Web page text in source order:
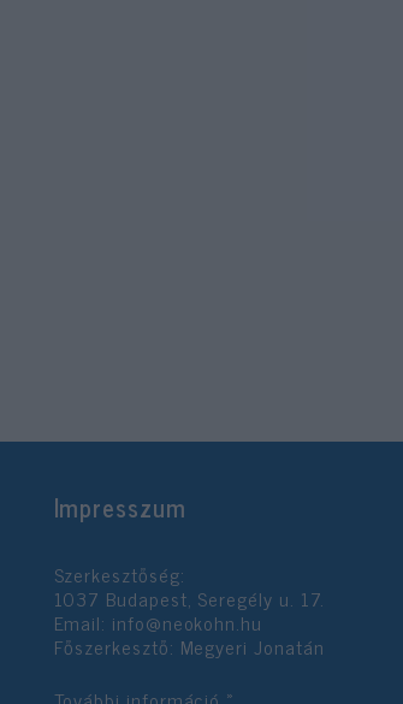
Impresszum
Szerkesztőség:
1037 Budapest, Seregély u. 17.
Email: info@neokohn.hu
Főszerkesztő: Megyeri Jonatán